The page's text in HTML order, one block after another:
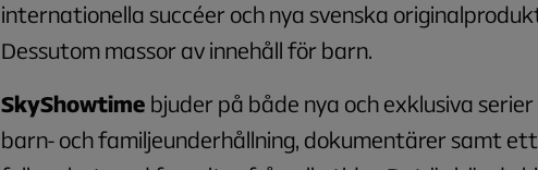
internationella succéer och nya svenska
Dessutom massor av innehåll för barn.
SkyShowtime bjuder på både nya och exklusiva serier
barn- och familjeunderhållning, dokumentärer samt